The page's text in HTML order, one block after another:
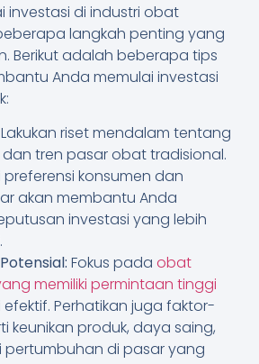
investasi di industri obat
langkah penting yang
Berikut adalah beberapa tips
Anda memulai investasi
Lakukan riset mendalam tentang
tren pasar obat tradisional.
konsumen dan
akan membantu Anda
investasi yang lebih
Fokus pada obat
memiliki permintaan tinggi
Perhatikan juga faktor-
keunikan produk, daya saing,
di pasar yang